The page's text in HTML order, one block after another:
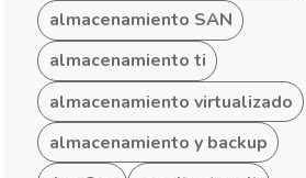
almacenamiento SAN
almacenamiento ti
almacenamiento virtualizado
almacenamiento y backup